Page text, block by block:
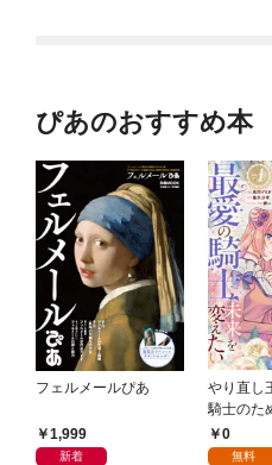
ぴあのおすすめ本
フェルメールぴあ
1,999
新着
やり直し
騎士のた
えたい～
夫なんて
0
無料